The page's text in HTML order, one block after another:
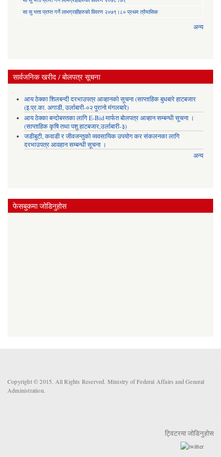
सा‍ सु भत्ता प्राप्त गर्ने लाभग्राहीहरुकाे विवरण २०७९।८० प्रथम त्रैमासिक
अन्य
सार्वजनिक खरीद / बोलपत्र सूचना
आय ठेक्का शिलबन्दी दरभाउपत्र आव्हानको सूचना (साप्ताहिक बुधबारे हाटबजार
(इ.प्र.का. अगाडी, उर्लाबारी-०२ पुरानो मंगलबारे)
आय ठेक्का बन्दोबस्तका लागि E-Bid मार्फत बोलपत्र आव्हान सम्बन्धी सूचना ।
(साप्ताहिक कृषि तथा पशु हाटबजार,उर्लाबारी-३)
जडीबुटी, कवाडी र जीवजन्तुको व्यवसायिक उपयोग कर संकलनका लागि
दरभाउपत्र आवहान सम्बन्धी सूचना ।
अन्य
फेसबुकमा जोडिनुहोस
Copyright © 2015. All Rights Reserved. Ministry of Federal Affairs and General
Administration.
ट्विटरमा जोडिनुहोस